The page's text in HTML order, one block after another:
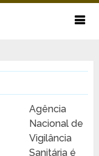
Agência
Nacional de
Vigilância
Sanitária é